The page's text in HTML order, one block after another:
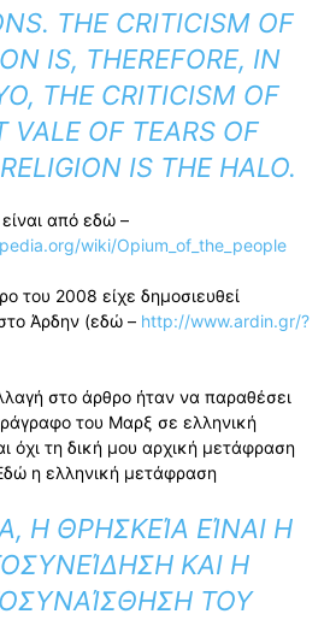
THE CRITICISM OF
IS, THEREFORE, IN
THE CRITICISM OF
VALE OF TEARS OF
IS THE HALO.
από εδώ –
wiki/Opium_of_the_people
του 2008 είχε δημοσιευθεί
Άρδην (εδώ – http://www.ardin.gr/?
στο άρθρο ήταν να παραθέσει
του Μαρξ σε ελληνική
όχι τη δική μου αρχική μετάφραση
η ελληνική μετάφραση
Η ΘΡΗΣΚΕΊΑ ΕΊΝΑΙ Η
ΚΑΙ Η
ΤΟΥ